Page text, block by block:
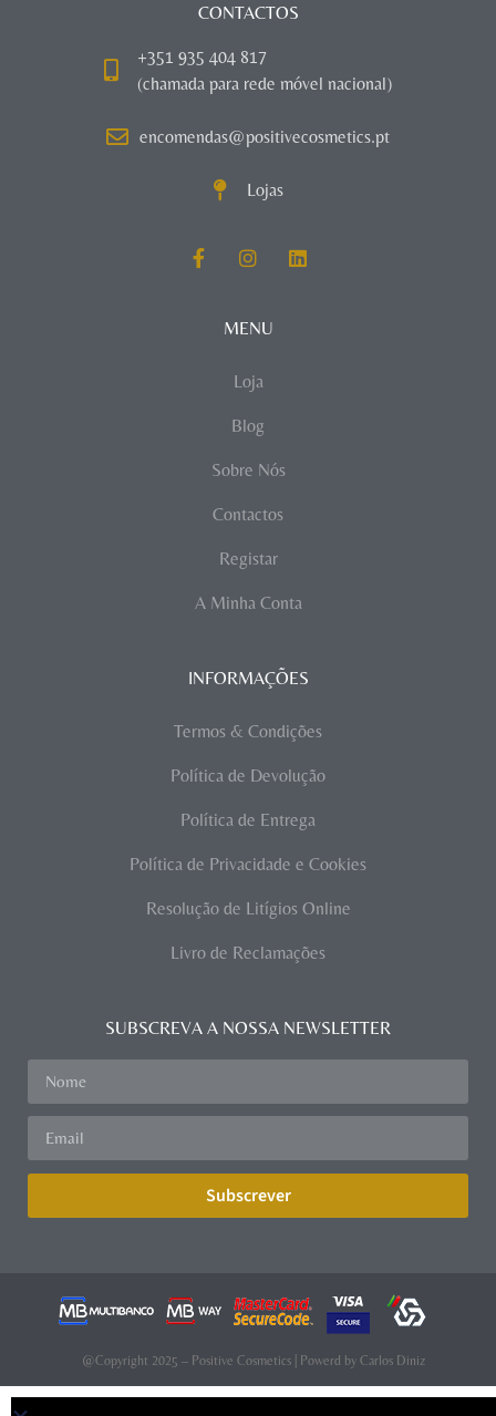
CONTACTOS
+351 935 404 817
(chamada para rede móvel nacional)
encomendas@positivecosmetics.pt
Lojas
MENU
Loja
Blog
Sobre Nós
Contactos
Registar
A Minha Conta
INFORMAÇÕES
Termos & Condições
Política de Devolução
Política de Entrega
Política de Privacidade e Cookies
Resolução de Litígios Online
Livro de Reclamações
SUBSCREVA A NOSSA NEWSLETTER
Subscrever
@Copyright 2025 – Positive Cosmetics | Powerd by Carlos Diniz